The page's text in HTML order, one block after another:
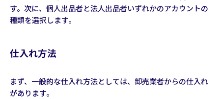
す。次に、個人出品者と法人出品者いずれかのアカウントの
種類を選択します。
仕入れ方法
まず、一般的な仕入れ方法としては、卸売業者からの仕入れ
があります。